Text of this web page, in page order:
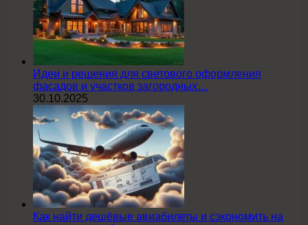
Идеи и решения для светового оформления
фасадов и участков загородных…
30.10.2025
Как найти дешёвые авиабилеты и сэкономить на